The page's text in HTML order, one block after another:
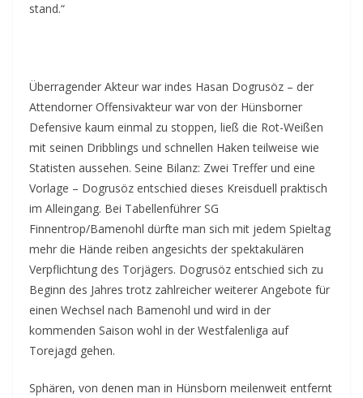
stand.“
Überragender Akteur war indes Hasan Dogrusöz – der
Attendorner Offensivakteur war von der Hünsborner
Defensive kaum einmal zu stoppen, ließ die Rot-Weißen
mit seinen Dribblings und schnellen Haken teilweise wie
Statisten aussehen. Seine Bilanz: Zwei Treffer und eine
Vorlage – Dogrusöz entschied dieses Kreisduell praktisch
im Alleingang. Bei Tabellenführer SG
Finnentrop/Bamenohl dürfte man sich mit jedem Spieltag
mehr die Hände reiben angesichts der spektakulären
Verpflichtung des Torjägers. Dogrusöz entschied sich zu
Beginn des Jahres trotz zahlreicher weiterer Angebote für
einen Wechsel nach Bamenohl und wird in der
kommenden Saison wohl in der Westfalenliga auf
Torejagd gehen.
Sphären, von denen man in Hünsborn meilenweit entfernt